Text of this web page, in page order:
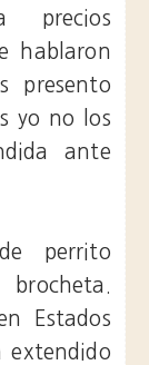
precios
hablaron
presento
yo no los
ante
perrito
Estados
extendido